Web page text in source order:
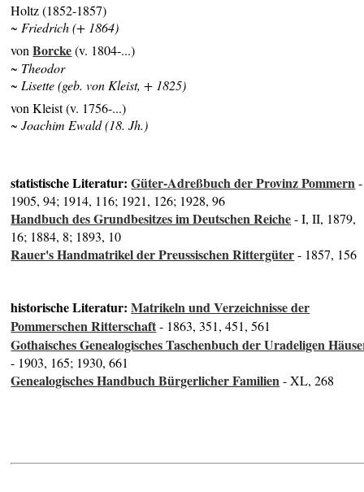
Holtz (1852-1857)
~ Friedrich (+ 1864)
vonBorcke(v. 1804-...)
~ Theodor
~ Lisette (geb. von Kleist, + 1825)
von Kleist (v. 1756-...)
~ Joachim Ewald (18. Jh.)
statistische Literatur:Güter-Adreßbuch der Provinz Pommern-
1905, 94; 1914, 116; 1921, 126; 1928, 96
Handbuch des Grundbesitzes im Deutschen Reiche- I, II, 1879,
16; 1884, 8; 1893, 10
Rauer's Handmatrikel der Preussischen Rittergüter- 1857, 156
historische Literatur:Matrikeln und Verzeichnisse der
Pommerschen Ritterschaft- 1863, 351, 451, 561
Gothaisches Genealogisches Taschenbuch der Uradeligen
- 1903, 165; 1930, 661
Genealogisches Handbuch Bürgerlicher Familien- XL, 268